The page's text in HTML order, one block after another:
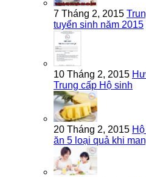
7 Tháng 2, 2015
tuyển sinh năm 2015
10 Tháng 2, 2015
Trung cấp Hộ sinh
20 Tháng 2, 2015
ăn 5 loại quả khi